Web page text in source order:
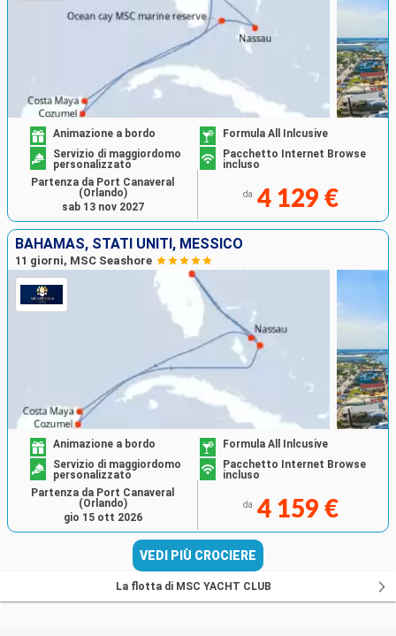
Animazione a bordo
Formula All Inlcusive
Servizio di maggiordomo
personalizzato
Pacchetto Internet Browse
incluso
da 4 129 €
Partenza da Port Canaveral
(Orlando)
sab 13 nov 2027
BAHAMAS, STATI UNITI, MESSICO
11 giorni, MSC Seashore
Animazione a bordo
Formula All Inlcusive
Servizio di maggiordomo
personalizzato
Pacchetto Internet Browse
incluso
da 4 159 €
Partenza da Port Canaveral
(Orlando)
gio 15 ott 2026
VEDI PIÙ CROCIERE
La flotta di MSC YACHT CLUB